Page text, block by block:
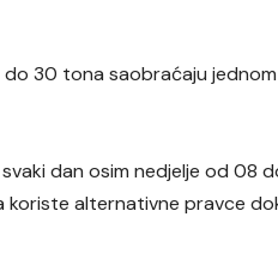
30 tona saobraćaju
dan osim nedjelje od 08
alternativne pravce